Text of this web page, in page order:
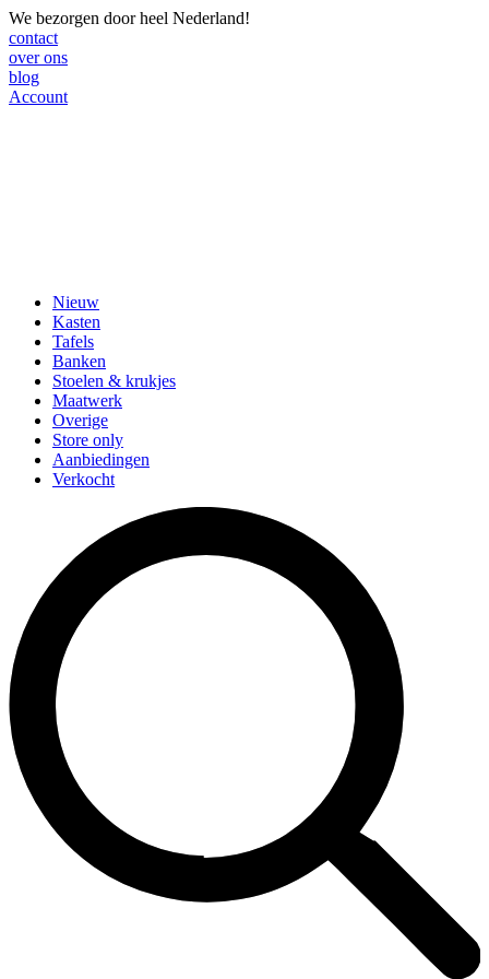
We bezorgen door heel Nederland!
contact
over ons
blog
Account
Nieuw
Kasten
Tafels
Banken
Stoelen & krukjes
Maatwerk
Overige
Store only
Aanbiedingen
Verkocht